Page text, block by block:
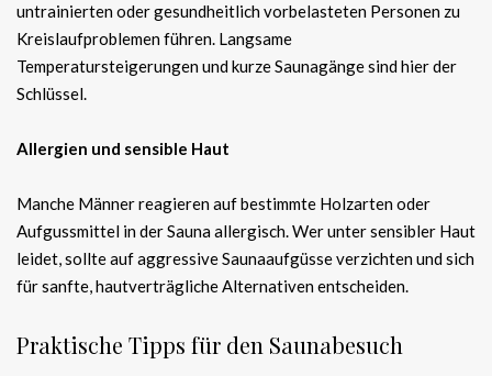
untrainierten oder gesundheitlich vorbelasteten Personen zu
Kreislaufproblemen führen. Langsame
Temperatursteigerungen und kurze Saunagänge sind hier der
Schlüssel.
Allergien und sensible Haut
Manche Männer reagieren auf bestimmte Holzarten oder
Aufgussmittel in der Sauna allergisch. Wer unter sensibler Haut
leidet, sollte auf aggressive Saunaaufgüsse verzichten und sich
für sanfte, hautverträgliche Alternativen entscheiden.
Praktische Tipps für den Saunabesuch